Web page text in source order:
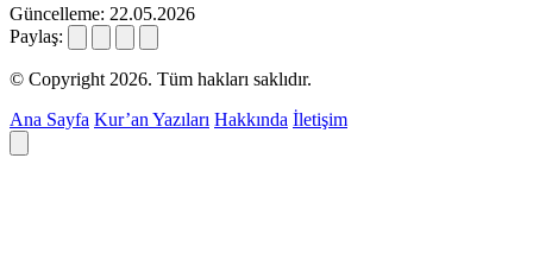
Güncelleme: 22.05.2026
Paylaş:
© Copyright 2026. Tüm hakları saklıdır.
Ana Sayfa Kur’an Yazıları Hakkında İletişim